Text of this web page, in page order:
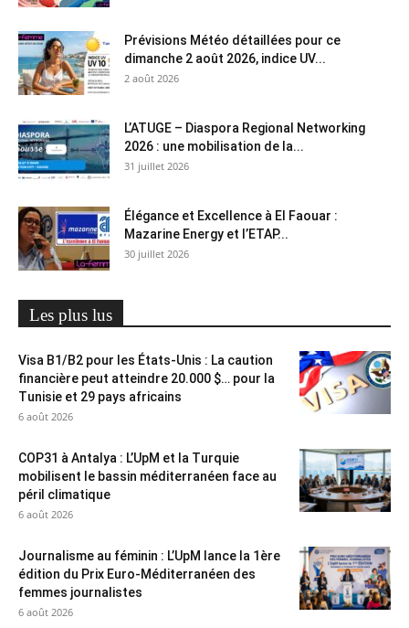
Prévisions Météo détaillées pour ce
dimanche 2 août 2026, indice UV...
2 août 2026
L’ATUGE – Diaspora Regional Networking
2026 : une mobilisation de la...
31 juillet 2026
Élégance et Excellence à El Faouar :
Mazarine Energy et l’ETAP...
30 juillet 2026
Les plus lus
Visa B1/B2 pour les États-Unis : La caution
financière peut atteindre 20.000 $… pour la
Tunisie et 29 pays africains
6 août 2026
COP31 à Antalya : L’UpM et la Turquie
mobilisent le bassin méditerranéen face au
péril climatique
6 août 2026
Journalisme au féminin : L’UpM lance la 1ère
édition du Prix Euro-Méditerranéen des
femmes journalistes
6 août 2026